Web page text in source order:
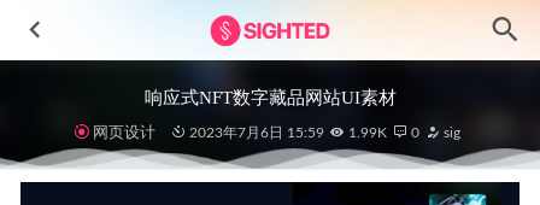
响应式NFT数字藏品网站UI素材
网页设计 2023年7月6日 15:59 1.99K 0 sig